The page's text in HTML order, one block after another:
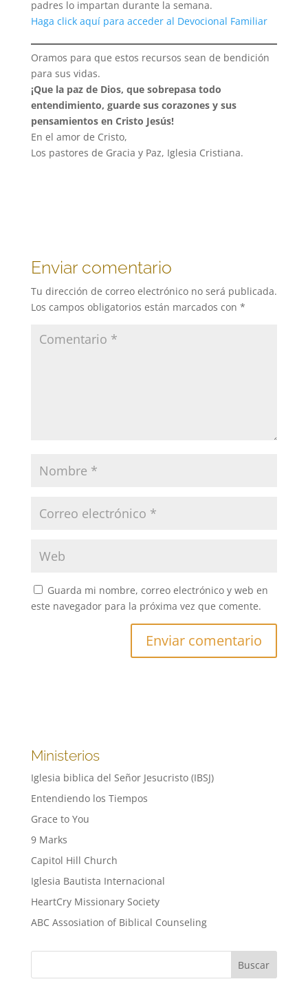
padres lo impartan durante la semana.
Haga click aquí para acceder al Devocional Familiar
Oramos para que estos recursos sean de bendición
para sus vidas.
¡Que la paz de Dios, que sobrepasa todo
entendimiento, guarde sus corazones y sus
pensamientos en Cristo Jesús!
En el amor de Cristo,
Los pastores de Gracia y Paz, Iglesia Cristiana.
Enviar comentario
Tu dirección de correo electrónico no será publicada.
Los campos obligatorios están marcados con *
Guarda mi nombre, correo electrónico y web en
este navegador para la próxima vez que comente.
Ministerios
Iglesia biblica del Señor Jesucristo (IBSJ)
Entendiendo los Tiempos
Grace to You
9 Marks
Capitol Hill Church
Iglesia Bautista Internacional
HeartCry Missionary Society
ABC Assosiation of Biblical Counseling